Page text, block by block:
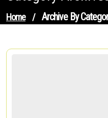
Home / Archive By